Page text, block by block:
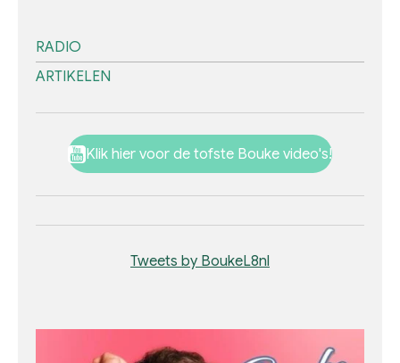
RADIO
ARTIKELEN
Klik hier voor de tofste Bouke video's!
Tweets by BoukeL8nl